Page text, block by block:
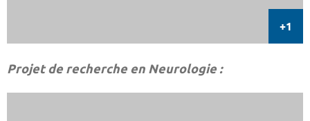
Projet de recherche en Neurologie :